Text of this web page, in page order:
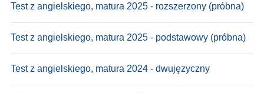
Test z angielskiego, matura 2025 - rozszerzony (próbna)
Test z angielskiego, matura 2025 - podstawowy (próbna)
Test z angielskiego, matura 2024 - dwujęzyczny